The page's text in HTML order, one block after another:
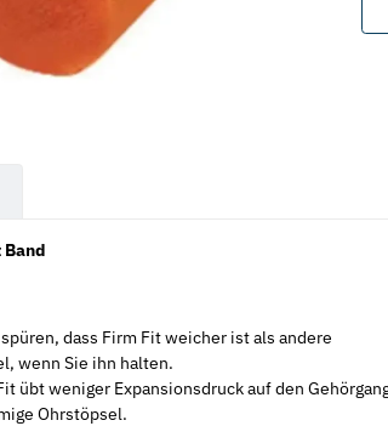
dass Firm Fit weicher ist als andere
wenn Sie ihn halten.
übt weniger Expansionsdruck auf den
Ohrstöpsel.